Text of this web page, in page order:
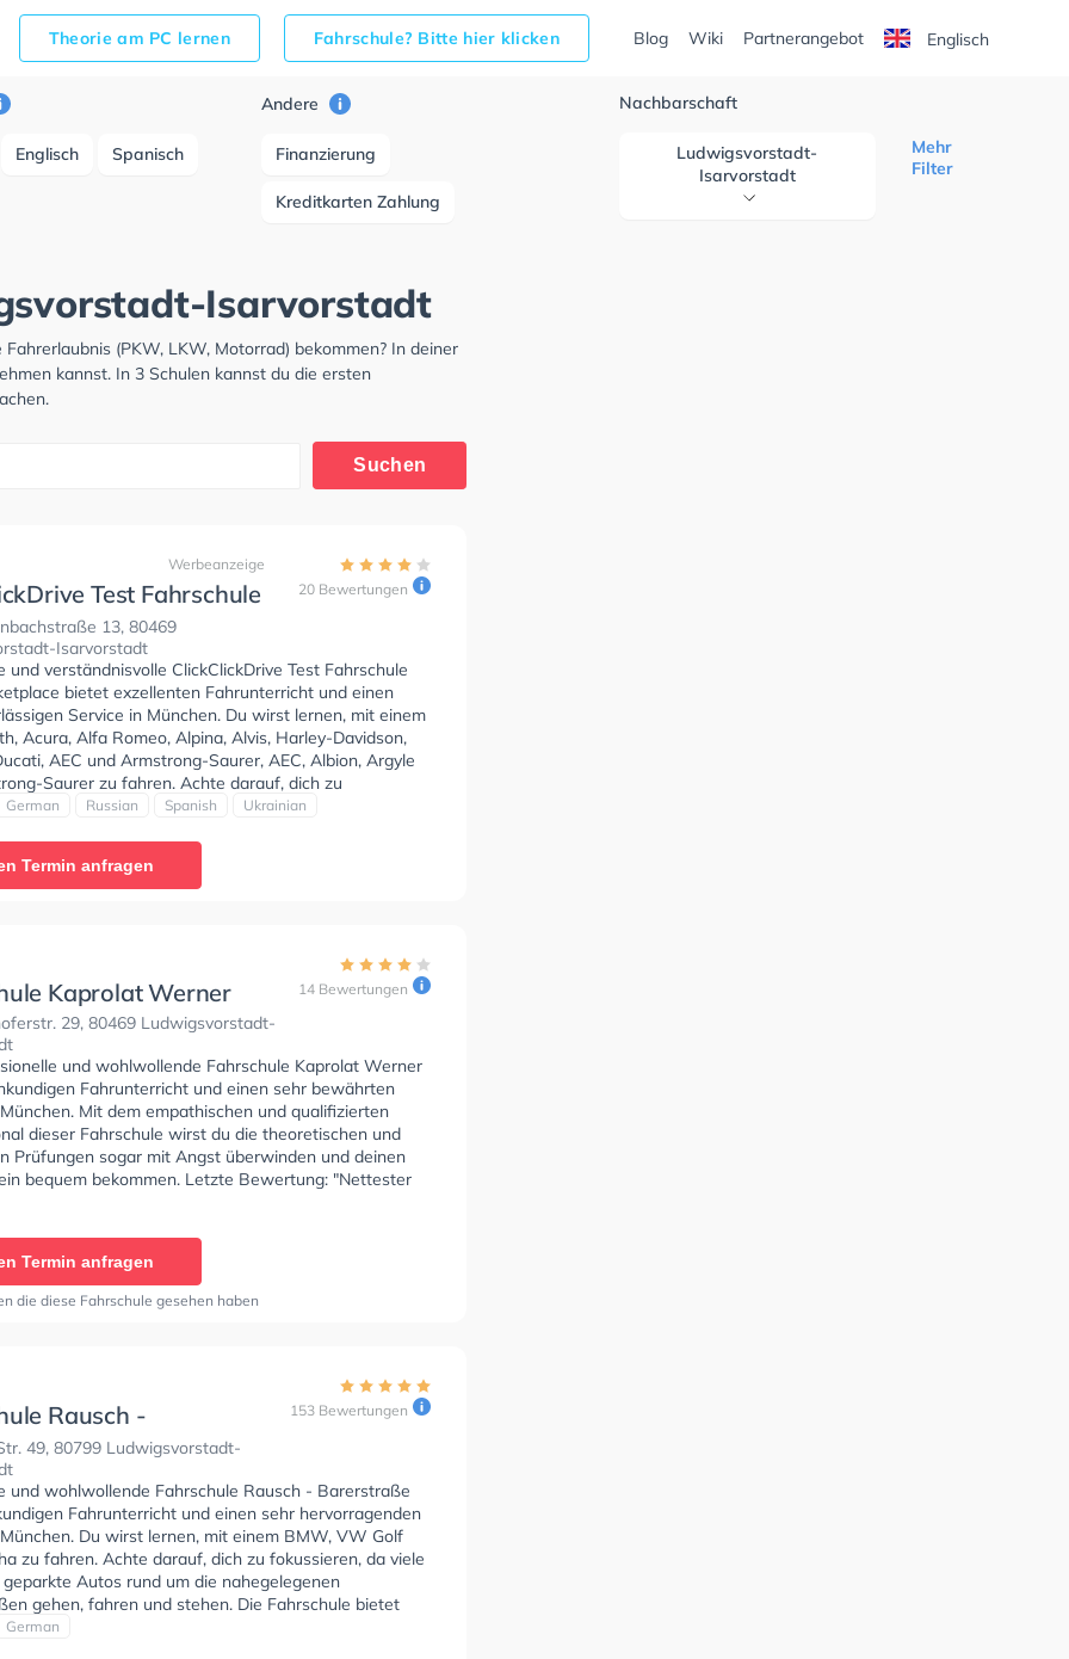
Theorie am PC lernen Fahrschule? Bitte hier klicken Blog Wiki Partnerangebot Englisch
Englisch Spanisch
Andere
Finanzierung
Kreditkarten Zahlung
Nachbarschaft
Ludwigsvorstadt-
Isarvorstadt
Mehr
Filter
Isarvorstadt
(PKW, LKW, Motorrad) bekommen? In deiner
kannst. In 3 Schulen kannst du die ersten
Suchen
Test Fahrschule
13, 80469
Isarvorstadt
Werbeanzeige
20 Bewertungen
und verständnisvolle ClickClickDrive Test Fahrschule
bietet exzellenten Fahrunterricht und einen
Service in München. Du wirst lernen, mit einem
Acura, Alfa Romeo, Alpina, Alvis, Harley-Davidson,
AEC und Armstrong-Saurer, AEC, Albion, Argyle
Saurer zu fahren. Achte darauf, dich zu
da zahlreiche Leute und geparkte Autos rund um die
bietet Exzellente Bedingungen um deine Klasse A1,
Klasse AM, Klasse A2, Klasse C, B196, Klasse ASF,
BKF Weiterbildung LKW, BKF Weiterbildung Bus,
Klasse DE, Klasse L, Klasse C+CE, MPU, Klasse FES,
Grundquali. LKW, Fahrverhaltensbeobachtung A,
S, Mofa - Prüfbescheinigung, B197,
Klasse BF17, Auffrischung B Automatik und Klasse T
Der Unterricht kann auf Englisch, Deutsch, Russisch,
Ukrainisch stattfinden. In der ClickClickDrive Test
Page Marketplace Sie können einen Termin online
German Russian Spanish Ukrainian
Termin anfragen
Kaprolat Werner
29, 80469 Ludwigsvorstadt-
14 Bewertungen
und wohlwollende Fahrschule Kaprolat Werner
Fahrunterricht und einen sehr bewährten
Mit dem empathischen und qualifizierten
dieser Fahrschule wirst du die theoretischen und
Prüfungen sogar mit Angst überwinden und deinen
bequem bekommen. Letzte Bewertung: "Nettester
Falls ihr den Führerschein machen wollt, kann ich euch
Termin anfragen
die diese Fahrschule gesehen haben
Rausch -
49
49, 80799 Ludwigsvorstadt-
153 Bewertungen
und wohlwollende Fahrschule Rausch - Barerstraße
Fahrunterricht und einen sehr hervorragenden
Du wirst lernen, mit einem BMW, VW Golf
zu fahren. Achte darauf, dich zu fokussieren, da viele
Autos rund um die nahegelegenen
gehen, fahren und stehen. Die Fahrschule bietet
Bedingungen um deine Klasse A1, Klasse B, Klasse A,
German